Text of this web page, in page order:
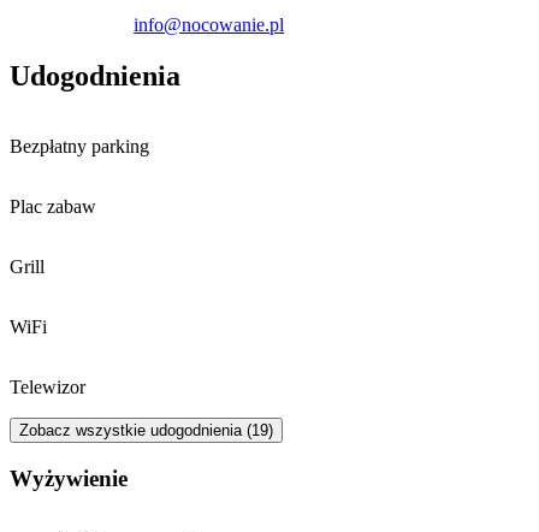
info@nocowanie.pl
Udogodnienia
Bezpłatny parking
Plac zabaw
Grill
WiFi
Telewizor
Zobacz wszystkie udogodnienia (19)
Wyżywienie